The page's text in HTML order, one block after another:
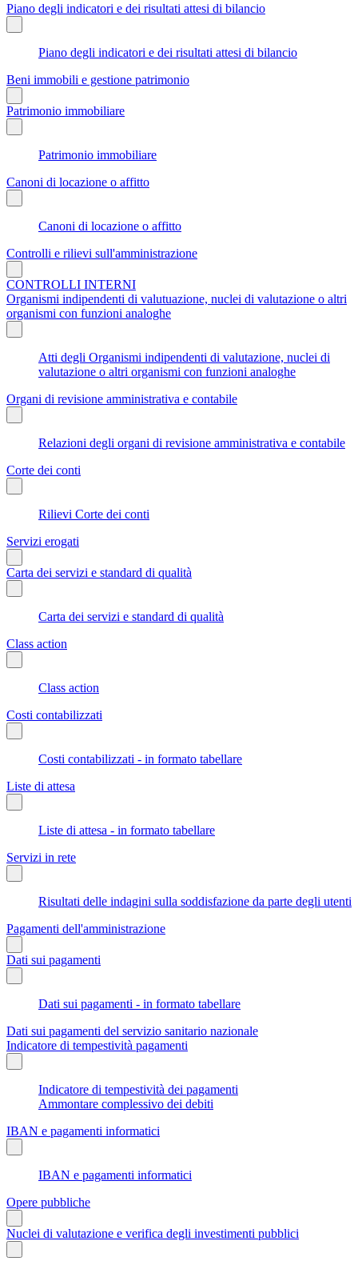
Piano degli indicatori e dei risultati attesi di bilancio
Piano degli indicatori e dei risultati attesi di bilancio
Beni immobili e gestione patrimonio
Patrimonio immobiliare
Patrimonio immobiliare
Canoni di locazione o affitto
Canoni di locazione o affitto
Controlli e rilievi sull'amministrazione
CONTROLLI INTERNI
Organismi indipendenti di valutuazione, nuclei di valutazione o altri
organismi con funzioni analoghe
Atti degli Organismi indipendenti di valutazione, nuclei di
valutazione o altri organismi con funzioni analoghe
Organi di revisione amministrativa e contabile
Relazioni degli organi di revisione amministrativa e contabile
Corte dei conti
Rilievi Corte dei conti
Servizi erogati
Carta dei servizi e standard di qualità
Carta dei servizi e standard di qualità
Class action
Class action
Costi contabilizzati
Costi contabilizzati - in formato tabellare
Liste di attesa
Liste di attesa - in formato tabellare
Servizi in rete
Risultati delle indagini sulla soddisfazione da parte degli utenti
Pagamenti dell'amministrazione
Dati sui pagamenti
Dati sui pagamenti - in formato tabellare
Dati sui pagamenti del servizio sanitario nazionale
Indicatore di tempestività pagamenti
Indicatore di tempestività dei pagamenti
Ammontare complessivo dei debiti
IBAN e pagamenti informatici
IBAN e pagamenti informatici
Opere pubbliche
Nuclei di valutazione e verifica degli investimenti pubblici